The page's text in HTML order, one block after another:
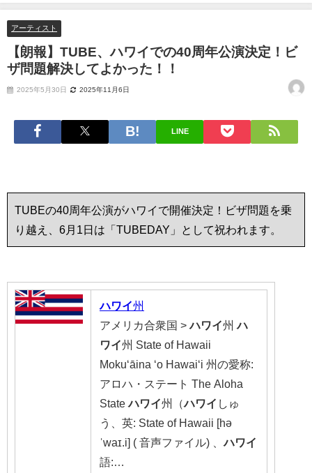
題解決してよかった！！
アーティスト
【朗報】TUBE、ハワイでの40周年公演決定！ビ
ザ問題解決してよかった！！
2025年5月30日 2025年11月6日
LINE
TUBEの40周年公演がハワイで開催決定！ビザ問題を乗
り越え、6月1日は「TUBEDAY」として祝われます。
ハワイ州
アメリカ合衆国 > ハワイ州 ハ
ワイ州 State of Hawaii
Mokuʻāina ʻo Hawaiʻi 州の愛称:
アロハ・ステート The Aloha
State ハワイ州（ハワイ しゅ
う、英: State of Hawaii [hə
ˈwaɪ.i] ( 音声ファイル) 、 ハワイ
語:…